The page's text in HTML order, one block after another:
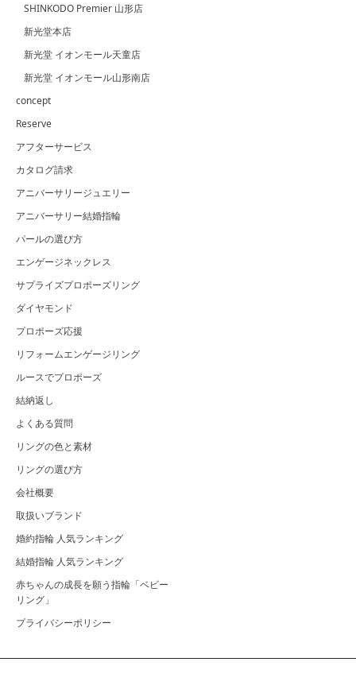
SHINKODO Premier 山形店
新光堂本店
新光堂 イオンモール天童店
新光堂 イオンモール山形南店
concept
Reserve
アフターサービス
カタログ請求
アニバーサリージュエリー
アニバーサリー結婚指輪
パールの選び方
エンゲージネックレス
サプライズプロポーズリング
ダイヤモンド
プロポーズ応援
リフォームエンゲージリング
ルースでプロポーズ
結納返し
よくある質問
リングの色と素材
リングの選び方
会社概要
取扱いブランド
婚約指輪 人気ランキング
結婚指輪 人気ランキング
赤ちゃんの成長を願う指輪「ベビー
リング」
プライバシーポリシー